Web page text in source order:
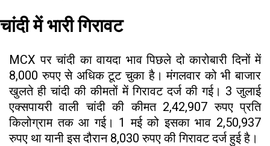
चांदी में भारी गिरावट
MCX पर चांदी का वायदा भाव पिछले दो कारोबारी दिनों में
8,000 रुपए से अधिक टूट चुका है। मंगलवार को भी बाजार
खुलते ही चांदी की कीमतों में गिरावट दर्ज की गई। 3 जुलाई
एक्सपायरी वाली चांदी की कीमत 2,42,907 रुपए प्रति
किलोग्राम तक आ गई। 1 मई को इसका भाव 2,50,937
रुपए था यानी इस दौरान 8,030 रुपए की गिरावट दर्ज हुई है।